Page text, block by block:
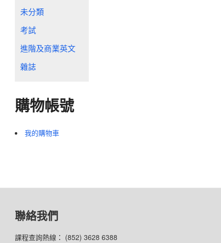
未分類
考試
進階及商業英文
雜誌
購物帳號
我的購物車
聯絡我們
課程查詢熱線： (852) 3628 6388